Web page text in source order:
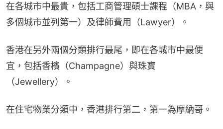
在各城市中最貴，包括工商管理碩士課程（MBA，與
多個城市並列第一）及律師費用（Lawyer）。
香港在另外兩個分類排行最尾，即在各城市中最便
宜，包括香檳（Champagne）與珠寶
（Jewellery）。
在住宅物業分類中，香港排行第二，第一為摩納哥。